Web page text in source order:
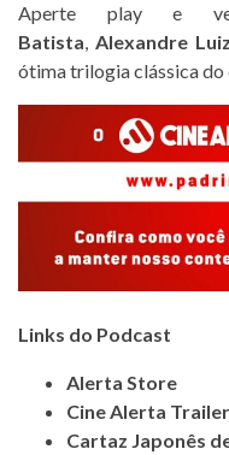
Aperte play e
Batista, Alexandre Luiz
ótima trilogia clássica do
Links do Podcast
Alerta Store
Cine Alerta
Cartaz Japonês